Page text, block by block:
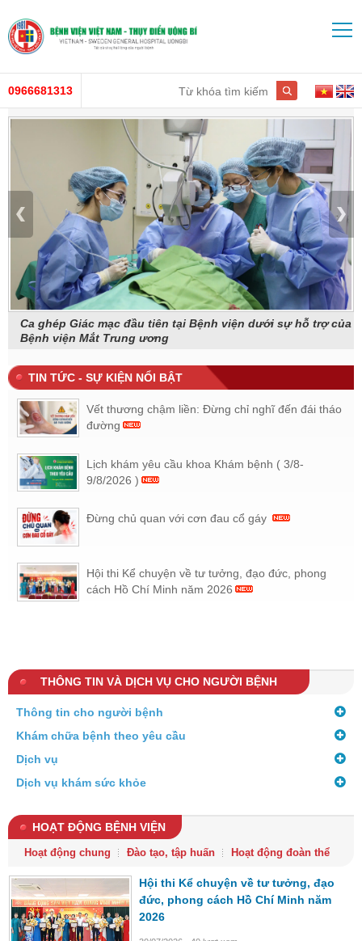
0966681313
Ca ghép Giác mạc đầu tiên tại Bệnh viện dưới sự hỗ trợ của
Bệnh viện Mắt Trung ương
TIN TỨC - SỰ KIỆN NỔI BẬT
Vết thương chậm liền: Đừng chỉ nghĩ đến đái tháo
đường
Lịch khám yêu cầu khoa Khám bệnh ( 3/8-
9/8/2026 )
Đừng chủ quan với cơn đau cổ gáy
Hội thi Kể chuyện về tư tưởng, đạo đức, phong
cách Hồ Chí Minh năm 2026
THÔNG TIN VÀ DỊCH VỤ CHO NGƯỜI BỆNH
Thông tin cho người bệnh
Khám chữa bệnh theo yêu cầu
Dịch vụ
Dịch vụ khám sức khỏe
HOẠT ĐỘNG BỆNH VIỆN
Hoạt động chung Đào tạo, tập huấn Hoạt động đoàn thể
Hội thi Kể chuyện về tư tưởng, đạo
đức, phong cách Hồ Chí Minh năm
2026